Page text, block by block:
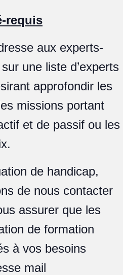
requis
aux experts-
une liste d’experts
approfondir les
missions portant
et de passif ou les
de handicap,
de nous contacter
assurer que les
de formation
à vos besoins
mail